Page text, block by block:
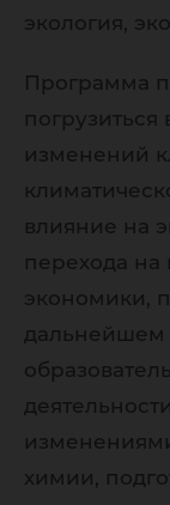
экология,
Программа
погрузиться
изменений
влияние на
перехода на
экономики,
дальнейшем
химии,